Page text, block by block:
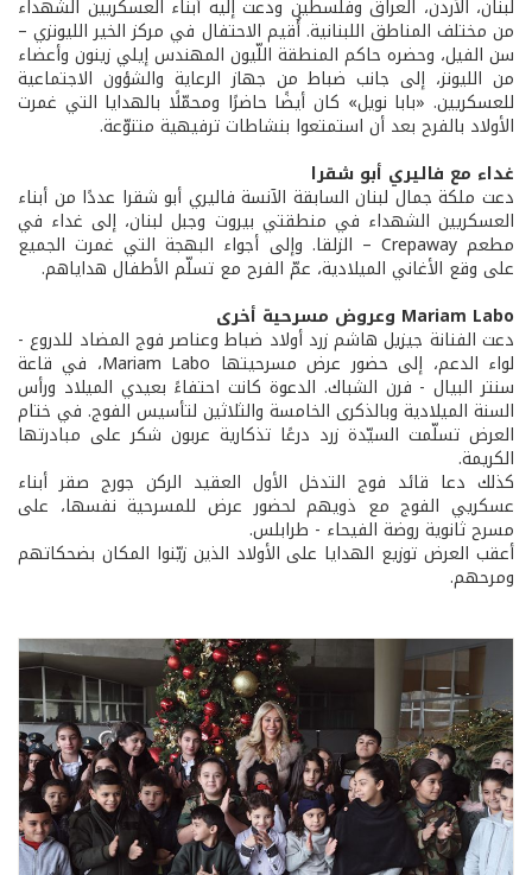
لبنان، الأردن، العراق وفلسطين ودعت إليه أبناء العسكريين الشهداء
من مختلف المناطق اللبنانية. أُقيم الاحتفال في مركز الخير الليونزي –
سن الفيل، وحضره حاكم المنطقة اللّيون المهندس إيلي زينون وأعضاء
من الليونز، إلى جانب ضباط من جهاز الرعاية والشؤون الاجتماعية
للعسكريين. «بابا نويل» كان أيضًا حاضرًا ومحمّلًا بالهدايا التي غمرت
الأولاد بالفرح بعد أن استمتعوا بنشاطات ترفيهية متنوّعة.
غداء مع فاليري أبو شقرا
دعت ملكة جمال لبنان السابقة الآنسة فاليري أبو شقرا عددًا من أبناء
العسكريين الشهداء في منطقتي بيروت وجبل لبنان، إلى غداء في
مطعم Crepaway – الزلقا. وإلى أجواء البهجة التي غمرت الجميع
على وقع الأغاني الميلادية، عمّ الفرح مع تسلّم الأطفال هداياهم.
Mariam Labo وعروض مسرحية أخرى
دعت الفنانة جيزيل هاشم زرد أولاد ضباط وعناصر فوج المضاد للدروع -
لواء الدعم، إلى حضور عرض مسرحيتها Mariam Labo، في قاعة
سنتر البيال - فرن الشباك. الدعوة كانت احتفاءً بعيدي الميلاد ورأس
السنة الميلادية وبالذكرى الخامسة والثلاثين لتأسيس الفوج. في ختام
العرض تسلّمت السيّدة زرد درعًا تذكارية عربون شكر على مبادرتها
الكريمة.
كذلك دعا قائد فوج التدخل الأول العقيد الركن جورج صقر أبناء
عسكريي الفوج مع ذويهم لحضور عرض للمسرحية نفسها، على
مسرح ثانوية روضة الفيحاء - طرابلس.
أعقب العرض توزيع الهدايا على الأولاد الذين زيّنوا المكان بضحكاتهم
ومرحهم.